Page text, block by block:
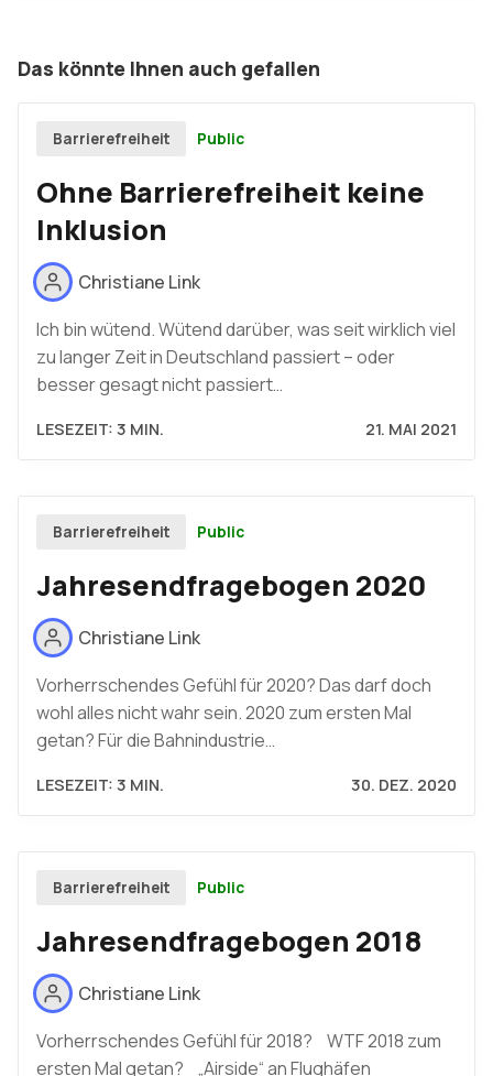
Das könnte Ihnen auch gefallen
Barrierefreiheit Public
Ohne Barrierefreiheit keine
Inklusion
Christiane Link
Ich bin wütend. Wütend darüber, was seit wirklich viel
zu langer Zeit in Deutschland passiert – oder
besser gesagt nicht passiert…
LESEZEIT: 3 MIN. 21. MAI 2021
Barrierefreiheit Public
Jahresendfragebogen 2020
Christiane Link
Vorherrschendes Gefühl für 2020? Das darf doch
wohl alles nicht wahr sein. 2020 zum ersten Mal
getan? Für die Bahnindustrie…
LESEZEIT: 3 MIN. 30. DEZ. 2020
Barrierefreiheit Public
Jahresendfragebogen 2018
Christiane Link
Vorherrschendes Gefühl für 2018? WTF 2018 zum
ersten Mal getan? „Airside“ an Flughäfen